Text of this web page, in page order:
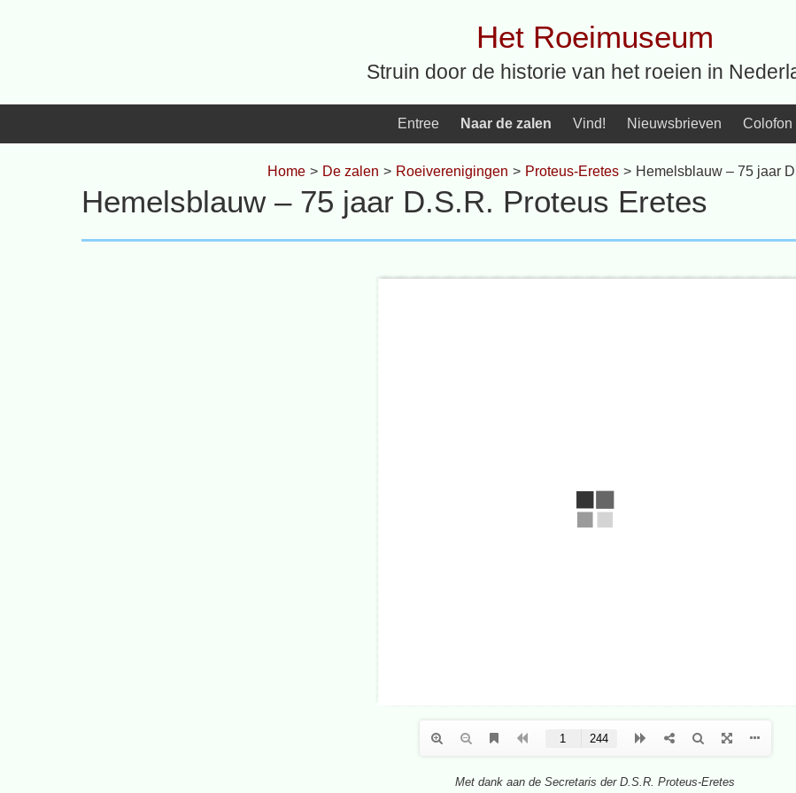
Het Roeimuseum
Struin door de historie van het roeien in
Entree Naar de zalen Vind! Nieuwsbrieven Colofon
Home > De zalen > Roeiverenigingen > Proteus-Eretes > Hemelsblauw – 75 jaar
Hemelsblauw – 75 jaar D.S.R. Proteus Eretes
Met dank aan de Secretaris der D.S.R. Proteus-Eretes